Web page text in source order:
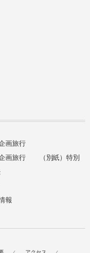
画旅行
画旅行
（別紙）特別
報
アクセス